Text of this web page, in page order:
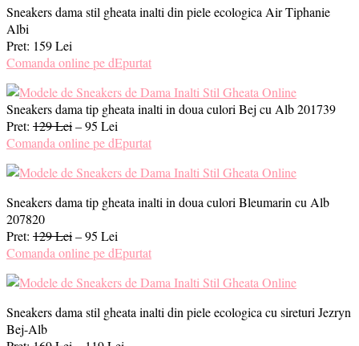
Sneakers dama stil gheata inalti din piele ecologica Air Tiphanie
Albi
Pret: 159 Lei
Comanda online pe dEpurtat
Sneakers dama tip gheata inalti in doua culori Bej cu Alb 201739
Pret: 129 Lei– 95 Lei
Comanda online pe dEpurtat
Sneakers dama tip gheata inalti in doua culori Bleumarin cu Alb
207820
Pret: 129 Lei– 95 Lei
Comanda online pe dEpurtat
Sneakers dama stil gheata inalti din piele ecologica cu sireturi Jezryn
Bej-Alb